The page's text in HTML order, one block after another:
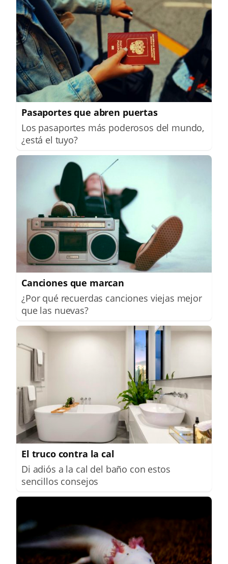
Pasaportes que abren puertas
Los pasaportes más poderosos del mundo,
¿está el tuyo?
Canciones que marcan
¿Por qué recuerdas canciones viejas mejor
que las nuevas?
El truco contra la cal
Di adiós a la cal del baño con estos
sencillos consejos